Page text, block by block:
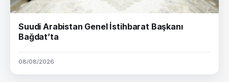
Suudi Arabistan Genel İstihbarat Başkanı
Bağdat’ta
08/08/2026